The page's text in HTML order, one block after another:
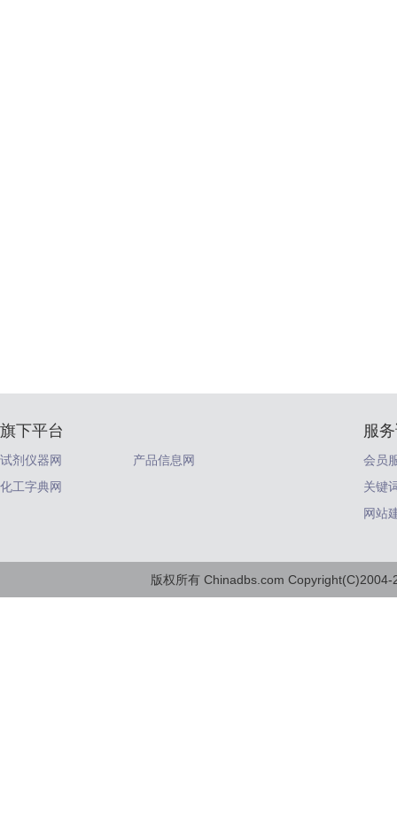
旗下平台
试剂仪器网
产品信息网
化工字典网
服
会员
关键
网站
版权所有 Chinadbs.com